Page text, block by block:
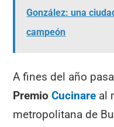
González: una
campeón
A fines del año
PremioCucinare al
metropolitana de